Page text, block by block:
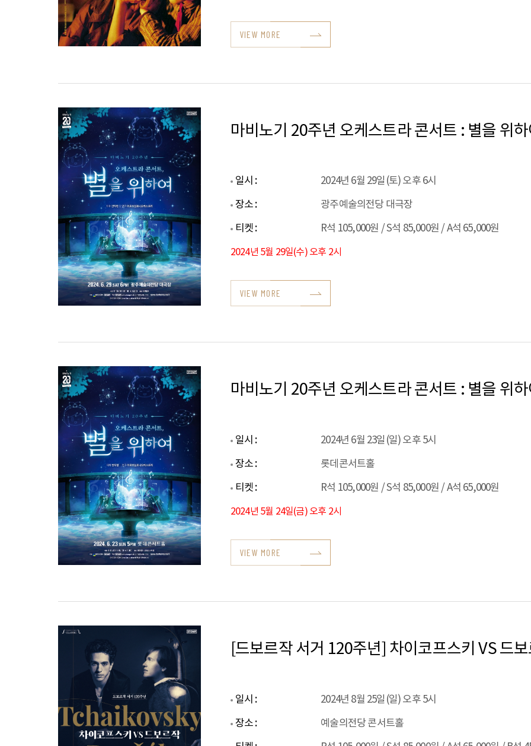
VIEW MORE
마비노기 20주년 오케스트라 콘서트 : 별을 위
일시 :
2024년 6월 29일(토) 오후 6시
장소 :
광주예술의전당 대극장
티켓 :
R석 105,000원 / S석 85,000원 / A석 65,000원
2024년 5월 29일(수) 오후 2시
VIEW MORE
마비노기 20주년 오케스트라 콘서트 : 별을 위
일시 :
2024년 6월 23일(일) 오후 5시
장소 :
롯데콘서트홀
티켓 :
R석 105,000원 / S석 85,000원 / A석 65,000원
2024년 5월 24일(금) 오후 2시
VIEW MORE
[드보르작 서거 120주년] 차이코프스키 VS 드
일시 :
2024년 8월 25일(일) 오후 5시
장소 :
예술의전당 콘서트홀